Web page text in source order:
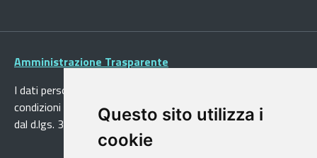
Questo sito utilizza i
cookie
Amministrazione Trasparente
I dati personali pubblicati sono riutilizzabili solo alle
condizioni previste dalla direttiva comunitaria 2003/98/CE e
dal d.lgs. 36/2006